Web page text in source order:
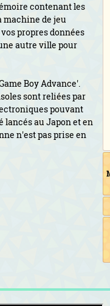
contenant les
machine de jeu
propres données
autre ville pour
Boy Advance'.
sont reliées par
pouvant
au Japon et en
n'est pas prise en